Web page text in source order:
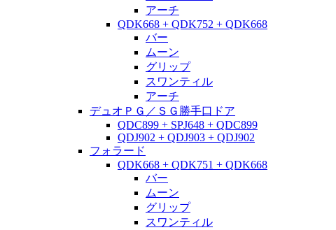
アーチ
QDK668 + QDK752 + QDK668
バー
ムーン
グリップ
スワンティル
アーチ
デュオＰＧ／ＳＧ勝手口ドア
QDC899 + SPJ648 + QDC899
QDJ902 + QDJ903 + QDJ902
フォラード
QDK668 + QDK751 + QDK668
バー
ムーン
グリップ
スワンティル